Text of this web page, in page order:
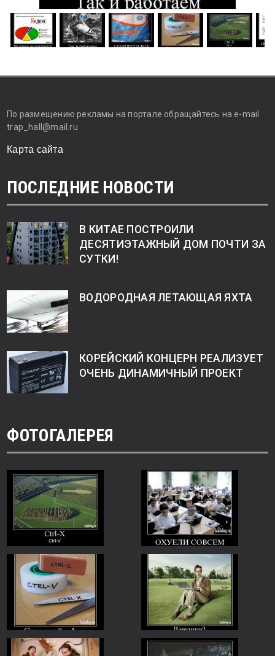
По размещению рекламы на портале обращайтесь на e-mail
trap_hall@mail.ru
Карта сайта
ПОСЛЕДНИЕ НОВОСТИ
В КИТАЕ ПОСТРОИЛИ
ДЕСЯТИЭТАЖНЫЙ ДОМ ПОЧТИ ЗА
СУТКИ!
ВОДОРОДНАЯ ЛЕТАЮЩАЯ ЯХТА
КОРЕЙСКИЙ КОНЦЕРН РЕАЛИЗУЕТ
ОЧЕНЬ ДИНАМИЧНЫЙ ПРОЕКТ
ФОТОГАЛЕРЕЯ